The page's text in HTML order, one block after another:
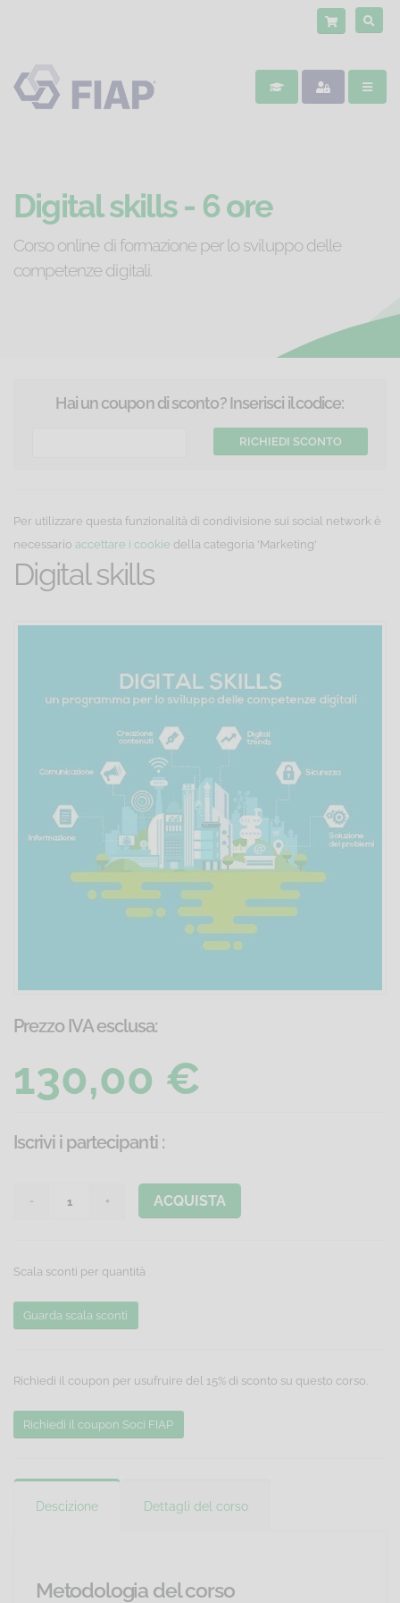
Digital skills - 6 ore
Corso online di formazione per lo sviluppo delle
competenze digitali.
Hai un coupon di sconto? Inserisci il codice:
Per utilizzare questa funzionalità di condivisione sui social network è
necessario accettare i cookie della categoria 'Marketing'
Digital skills
Prezzo IVA esclusa:
130,00 €
Iscrivi i partecipanti :
ACQUISTA
Scala sconti per quantità
Guarda scala sconti
Richiedi il coupon per usufruire del 15% di sconto su questo corso.
Richiedi il coupon Soci FIAP
Descizione Dettagli del corso
Metodologia del corso